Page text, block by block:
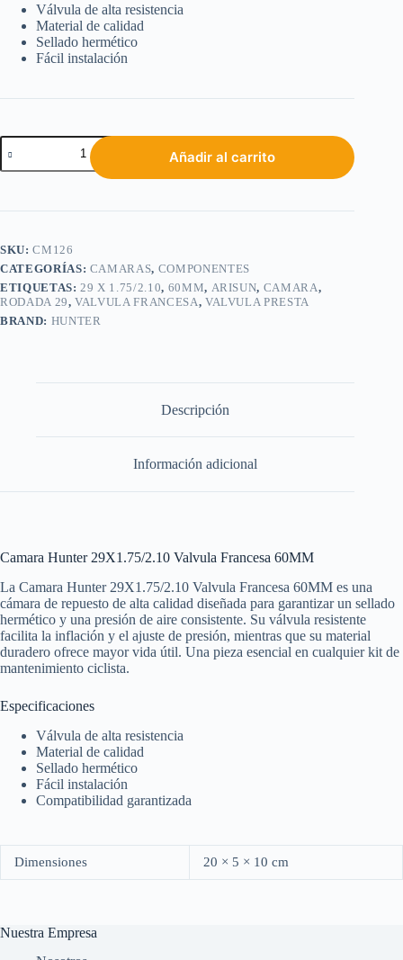
Válvula de alta resistencia
Material de calidad
Sellado hermético
Fácil instalación
Añadir al carrito
SKU:CM126
CATEGORÍAS: CAMARAS, COMPONENTES
ETIQUETAS: 29 X 1.75/2.10, 60MM, ARISUN, CAMARA,
RODADA 29,VALVULA FRANCESA, VALVULA PRESTA
BRAND: HUNTER
Descripción
Información adicional
Camara Hunter 29X1.75/2.10 Valvula Francesa 60MM
La Camara Hunter 29X1.75/2.10 Valvula Francesa 60MM es una
cámara de repuesto de alta calidad diseñada para garantizar un sellado
hermético y una presión de aire consistente. Su válvula resistente
facilita la inflación y el ajuste de presión, mientras que su material
duradero ofrece mayor vida útil. Una pieza esencial en cualquier kit de
mantenimiento ciclista.
Especificaciones
Válvula de alta resistencia
Material de calidad
Sellado hermético
Fácil instalación
Compatibilidad garantizada
Dimensiones 20 × 5 × 10 cm
Nuestra Empresa